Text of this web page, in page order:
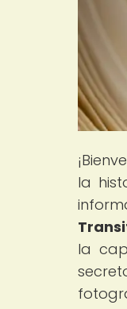
la
la